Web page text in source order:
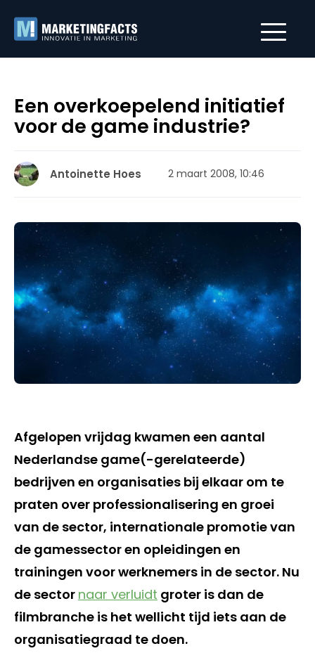
Een overkoepelend initiatief
voor de game industrie?
Antoinette Hoes 2 maart 2008, 10:46
Afgelopen vrijdag kwamen een aantal
Nederlandse game(-gerelateerde)
bedrijven en organisaties bij elkaar om te
praten over professionalisering en groei
van de sector, internationale promotie van
de gamessector en opleidingen en
trainingen voor werknemers in de sector. Nu
de sector naar verluidt groter is dan de
filmbranche is het wellicht tijd iets aan de
organisatiegraad te doen.